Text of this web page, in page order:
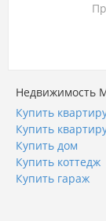
Недвижимость
Купить
Купить
Купить дом
Купить коттедж
Купить гараж